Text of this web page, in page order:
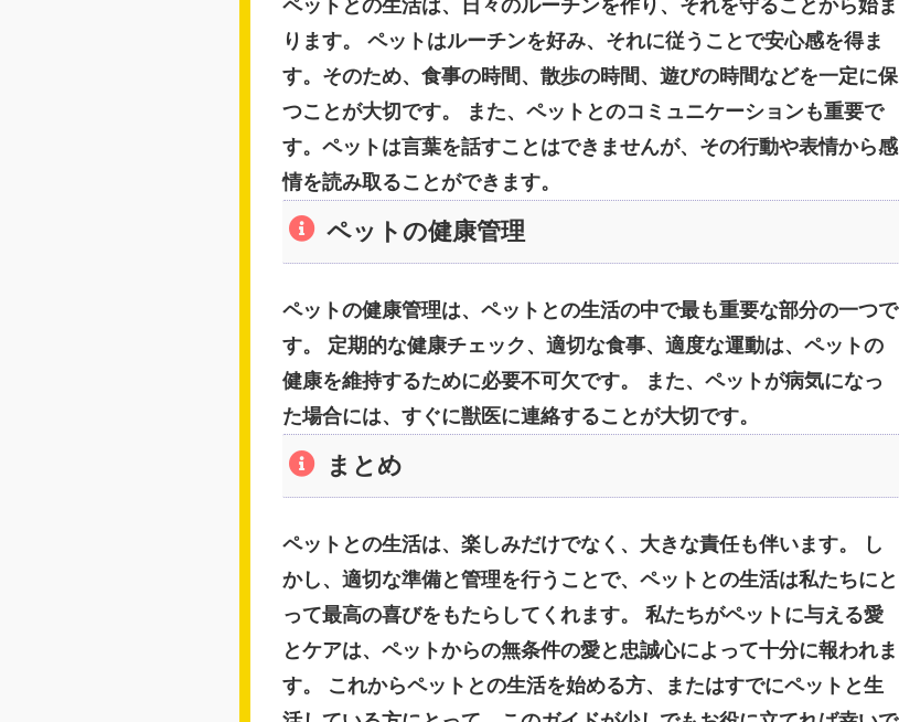
ペットとの生活は、日々のルーチンを作り、それを守ることから始ま
ります。 ペットはルーチンを好み、それに従うことで安心感を得ま
す。そのため、食事の時間、散歩の時間、遊びの時間などを一定に保
つことが大切です。 また、ペットとのコミュニケーションも重要で
す。ペットは言葉を話すことはできませんが、その行動や表情から感
情を読み取ることができます。
ペットの健康管理
ペットの健康管理は、ペットとの生活の中で最も重要な部分の一つで
す。 定期的な健康チェック、適切な食事、適度な運動は、ペットの
健康を維持するために必要不可欠です。 また、ペットが病気になっ
た場合には、すぐに獣医に連絡することが大切です。
まとめ
ペットとの生活は、楽しみだけでなく、大きな責任も伴います。 し
かし、適切な準備と管理を行うことで、ペットとの生活は私たちにと
って最高の喜びをもたらしてくれます。 私たちがペットに与える愛
とケアは、ペットからの無条件の愛と忠誠心によって十分に報われま
す。 これからペットとの生活を始める方、またはすでにペットと生